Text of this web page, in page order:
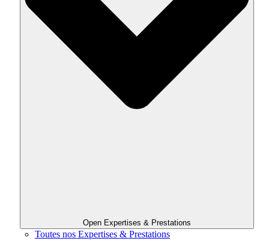
Open Expertises & Prestations
Toutes nos Expertises & Prestations